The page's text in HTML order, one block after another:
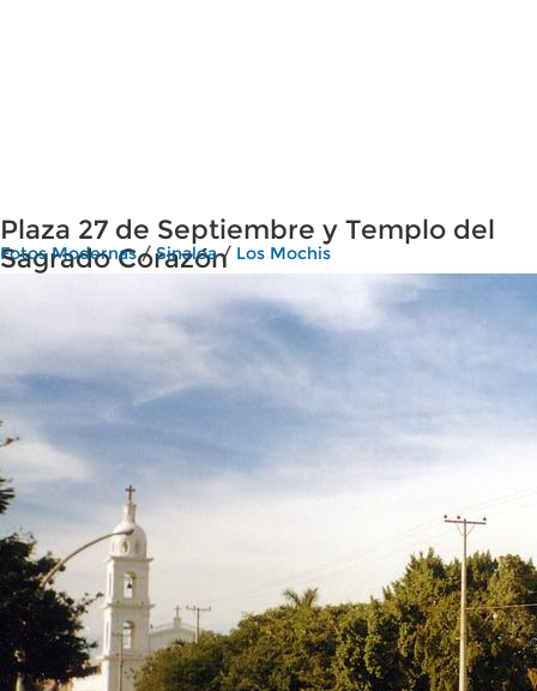
Plaza 27 de Septiembre y Templo del
Sagrado Corazón
Fotos Modernas/Sinaloa/ Los Mochis